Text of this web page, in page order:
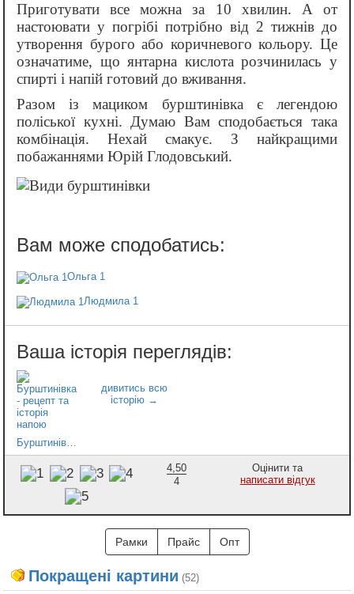
Приготувати все можна за 10 хвилин. А от
настоювати у погрібі потрібно від 2 тижнів до
утворення бурого або коричневого кольору. Це
означатиме, що янтарна кислота розчинилась у
спирті і напій готовий до вживання.
Разом із мациком бурштинівка є легендою
поліської кухні. Думаю Вам сподобається така
комбінація. Нехай смакує. З найкращими
побажаннями Юрій Глодовський.
Ольга 1
Людмила 1
Бурштинівка - рецепт та історія напою
4,50
4
Оцінити та
написати відгук
Рамки Прайс Опт
Покращені картини (52)